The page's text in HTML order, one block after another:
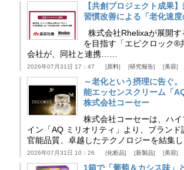
【共創プロジェクト成果
習慣改善による「老化速
株式会社Rhelixaが展開
を目指す「エピクロック®
会社が、同社と連携……
2026年07月31日 17：47 原料 研究報告 美容
～老化という摂理に告ぐ
能エッセンスクリーム「
株式会社コーセー
株式会社コーセーは、ハ
イン「AQ ミリオリティ」より、ブラン
官能品質、卓越したテクノロジーを結集
2026年07月31日 10：26 化粧品 新製品 美容
1箱で「葡萄＆カシス味」